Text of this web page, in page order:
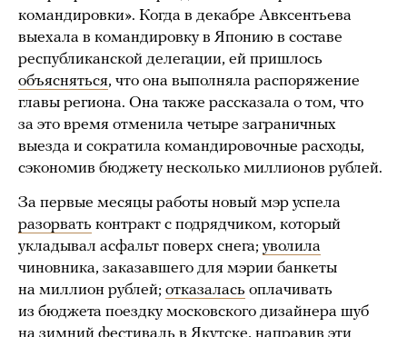
командировки». Когда в декабре Авксентьева
выехала в командировку в Японию в составе
республиканской делегации, ей пришлось
объясняться, что она выполняла распоряжение
главы региона. Она также рассказала о том, что
за это время отменила четыре заграничных
выезда и сократила командировочные расходы,
сэкономив бюджету несколько миллионов рублей.
За первые месяцы работы новый мэр успела
разорвать контракт с подрядчиком, который
укладывал асфальт поверх снега; уволила
чиновника, заказавшего для мэрии банкеты
на миллион рублей; отказалась оплачивать
из бюджета поездку московского дизайнера шуб